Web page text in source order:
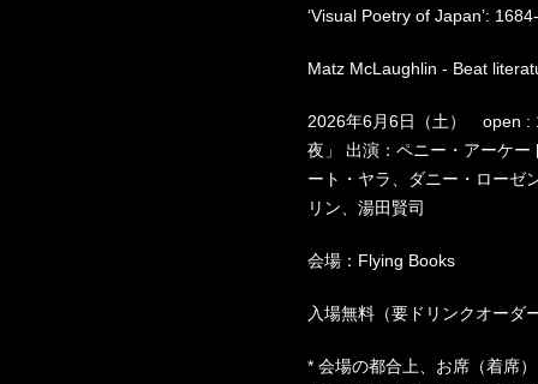
‘Visual Poetry of Japan’:
Matz McLaughlin - Beat
2026年6月6日（土） open :
夜」 出演：ペニー・アーケ
ート・ヤラ、ダニー・ローゼ
リン、湯田賢司
会場：Flying Books
入場無料（要ドリンクオーダ
* 会場の都合上、お席（着席